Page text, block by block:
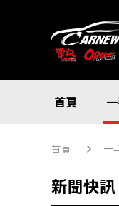
首頁
首頁 一
新聞快訊